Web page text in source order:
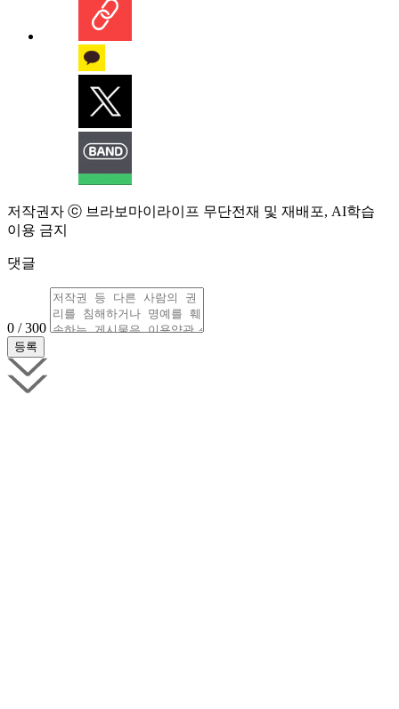
저작권자 ⓒ 브라보마이라이프 무단전재 및 재배포, AI학습
이용 금지
댓글
0 / 300